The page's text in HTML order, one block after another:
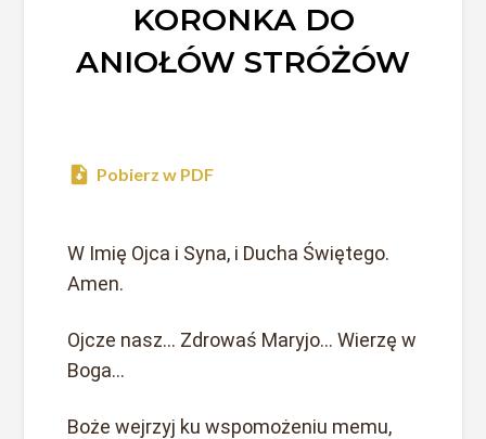
KORONKA DO
ANIOŁÓW STRÓŻÓW
Pobierz w PDF
W Imię Ojca i Syna, i Ducha Świętego.
Amen.
Ojcze nasz… Zdrowaś Maryjo… Wierzę w
Boga…
Boże wejrzyj ku wspomożeniu memu,